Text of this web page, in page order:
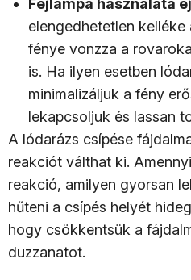
elengedhetetlen kelléke
fénye vonzza a
is. Ha ilyen esetben
minimalizáljuk a fény
lekapcsoljuk és lassan
A lódarázs csípése
reakciót válthat ki.
reakció, amilyen gyorsan
hűteni a csípés helyét
hogy csökkentsük a
duzzanatot.